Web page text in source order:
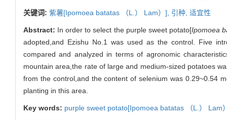
关键词: 紫薯[Ipomoea batatas （L.） Lam）], 引种, 适宜性
Abstract: In order to select the purple sweet potato[Ipomoea
adopted,and Ezishu No.1 was used as the control. Five
compared and analyzed in terms of agronomic
mountain area,the rate of large and medium-sized potatoes
from the control,and the content of selenium was 0.29~0.54
planting in this area.
Key words: purple sweet potato[Ipomoea batatas （L.） Lam